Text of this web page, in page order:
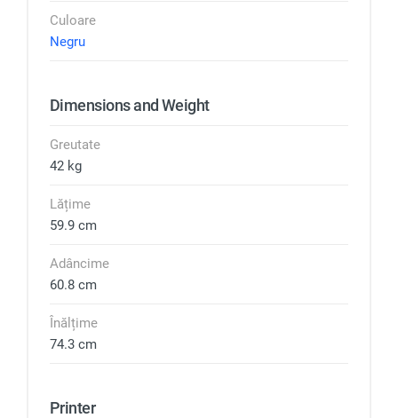
Culoare
Negru
Dimensions and Weight
Greutate
42 kg
Lățime
59.9 cm
Adâncime
60.8 cm
Înălțime
74.3 cm
Printer